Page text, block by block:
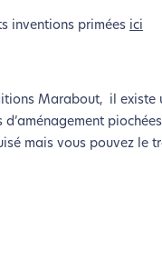
inventions primées ici
Marabout, il existe
d’aménagement
mais vous pouvez le